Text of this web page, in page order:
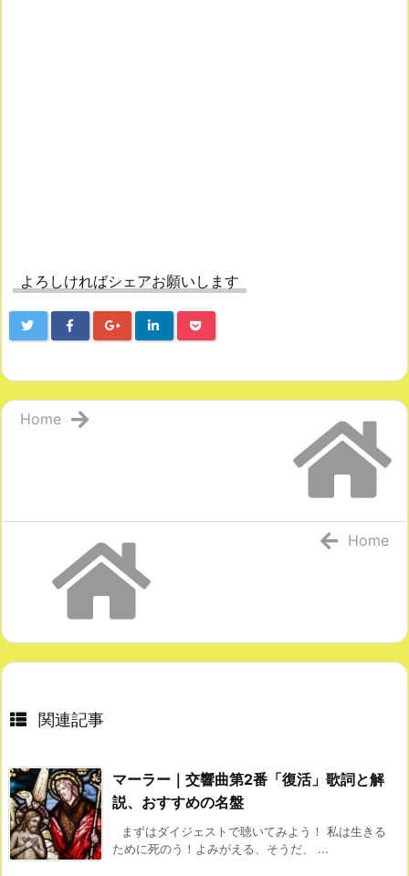
よろしければシェアお願いします
Home
Home
関連記事
マーラー｜交響曲第2番「復活」歌詞と解
説、おすすめの名盤
まずはダイジェストで聴いてみよう！ 私は生きる
ために死のう！よみがえる、そうだ、 ...